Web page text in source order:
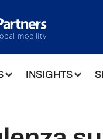
INSIGHTS